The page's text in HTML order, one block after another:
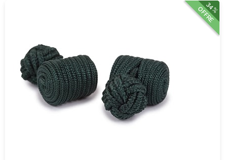
34%
OFFRE